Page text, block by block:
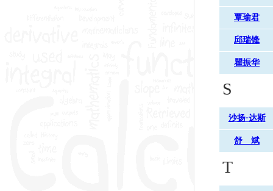
覃瑜君
邱瑞锋
瞿振华
S
沙扬·达斯
舒 斌
T